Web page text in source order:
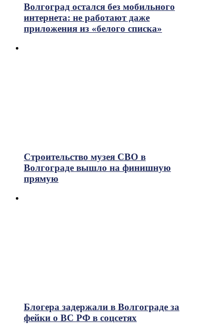
Волгоград остался без мобильного
интернета: не работают даже
приложения из «белого списка»
Строительство музея СВО в
Волгограде вышло на финишную
прямую
Блогера задержали в Волгограде за
фейки о ВС РФ в соцсетях